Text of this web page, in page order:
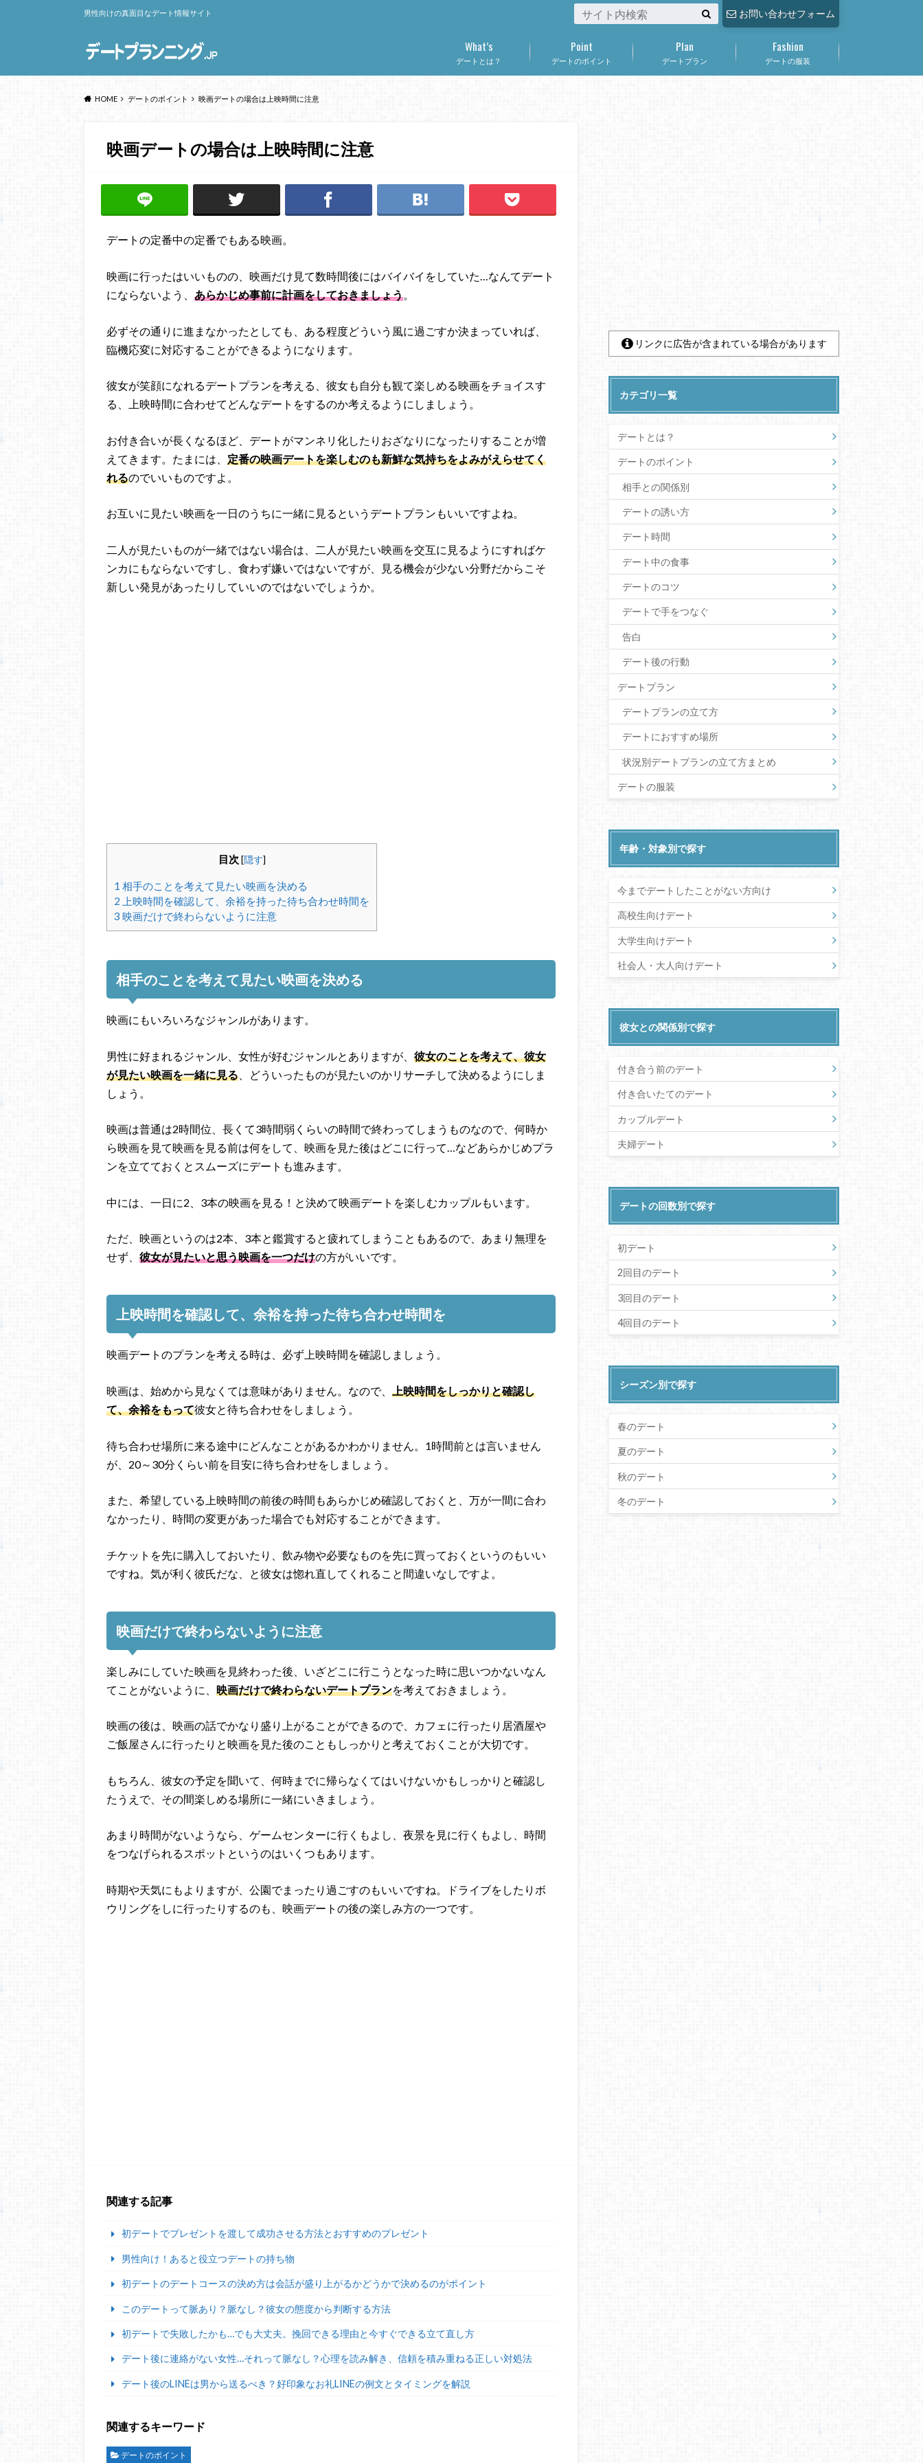
男性向けの真面目なデート情報サイト お問い合わせフォーム
デートとは？
What’s
デートのポイント
Point
デートプラン
Plan
デートの服装
Fashion
HOME デートのポイント 映画デートの場合は上映時間に注意
映画デートの場合は上映時間に注意
デートの定番中の定番でもある映画。
映画に行ったはいいものの、映画だけ見て数時間後にはバイバイをしていた…なんてデート
にならないよう、 あらかじめ事前に計画をしておきましょう。
必ずその通りに進まなかったとしても、ある程度どういう風に過ごすか決まっていれば、
臨機応変に対応することができるようになります。
彼女が笑顔になれるデートプランを考える、彼女も自分も観て楽しめる映画をチョイスす
る、上映時間に合わせてどんなデートをするのか考えるようにしましょう。
お付き合いが長くなるほど、デートがマンネリ化したりおざなりになったりすることが増
えてきます。たまには、 定番の映画デートを楽しむのも新鮮な気持ちをよみがえらせてく
れるのでいいものですよ。
お互いに見たい映画を一日のうちに一緒に見るというデートプランもいいですよね。
二人が見たいものが一緒ではない場合は、二人が見たい映画を交互に見るようにすればケ
ンカにもならないですし、食わず嫌いではないですが、見る機会が少ない分野だからこそ
新しい発見があったりしていいのではないでしょうか。
目次 [隠す]
1 相手のことを考えて見たい映画を決める
2 上映時間を確認して、余裕を持った待ち合わせ時間を
3 映画だけで終わらないように注意
相手のことを考えて見たい映画を決める
映画にもいろいろなジャンルがあります。
男性に好まれるジャンル、女性が好むジャンルとありますが、 彼女のことを考えて、彼女
が見たい映画を一緒に見る 、どういったものが見たいのかリサーチして決めるようにしま
しょう。
映画は普通は2時間位、長くて3時間弱くらいの時間で終わってしまうものなので、何時か
ら映画を見て映画を見る前は何をして、映画を見た後はどこに行って…などあらかじめプラ
ンを立てておくとスムーズにデートも進みます。
中には、一日に2、3本の映画を見る！と決めて映画デートを楽しむカップルもいます。
ただ、映画というのは2本、3本と鑑賞すると疲れてしまうこともあるので、あまり無理を
せず、 彼女が見たいと思う映画を一つだけの方がいいです。
上映時間を確認して、余裕を持った待ち合わせ時間を
映画デートのプランを考える時は、必ず上映時間を確認しましょう。
映画は、始めから見なくては意味がありません。なので、 上映時間をしっかりと確認し
て、余裕をもって彼女と待ち合わせをしましょう。
待ち合わせ場所に来る途中にどんなことがあるかわかりません。1時間前とは言いません
が、20～30分くらい前を目安に待ち合わせをしましょう。
また、希望している上映時間の前後の時間もあらかじめ確認しておくと、万が一間に合わ
なかったり、時間の変更があった場合でも対応することができます。
チケットを先に購入しておいたり、飲み物や必要なものを先に買っておくというのもいい
ですね。気が利く彼氏だな、と彼女は惚れ直してくれること間違いなしですよ。
映画だけで終わらないように注意
楽しみにしていた映画を見終わった後、いざどこに行こうとなった時に思いつかないなん
てことがないように、 映画だけで終わらないデートプランを考えておきましょう。
映画の後は、映画の話でかなり盛り上がることができるので、カフェに行ったり居酒屋や
ご飯屋さんに行ったりと映画を見た後のこともしっかりと考えておくことが大切です。
もちろん、彼女の予定を聞いて、何時までに帰らなくてはいけないかもしっかりと確認し
たうえで、その間楽しめる場所に一緒にいきましょう。
あまり時間がないようなら、ゲームセンターに行くもよし、夜景を見に行くもよし、時間
をつなげられるスポットというのはいくつもあります。
時期や天気にもよりますが、公園でまったり過ごすのもいいですね。ドライブをしたりボ
ウリングをしに行ったりするのも、映画デートの後の楽しみ方の一つです。
関連する記事
初デートでプレゼントを渡して成功させる方法とおすすめのプレゼント
男性向け！あると役立つデートの持ち物
初デートのデートコースの決め方は会話が盛り上がるかどうかで決めるのがポイント
このデートって脈あり？脈なし？彼女の態度から判断する方法
初デートで失敗したかも…でも大丈夫。挽回できる理由と今すぐできる立て直し方
デート後に連絡がない女性…それって脈なし？心理を読み解き、信頼を積み重ねる正しい対処法
デート後のLINEは男から送るべき？好印象なお礼LINEの例文とタイミングを解説
関連するキーワード
デートのポイント
リンクに広告が含まれている場合があります
カテゴリ一覧
デートとは？
デートのポイント
相手との関係別
デートの誘い方
デート時間
デート中の食事
デートのコツ
デートで手をつなぐ
告白
デート後の行動
デートプラン
デートプランの立て方
デートにおすすめ場所
状況別デートプランの立て方まとめ
デートの服装
年齢・対象別で探す
今までデートしたことがない方向け
高校生向けデート
大学生向けデート
社会人・大人向けデート
彼女との関係別で探す
付き合う前のデート
付き合いたてのデート
カップルデート
夫婦デート
デートの回数別で探す
初デート
2回目のデート
3回目のデート
4回目のデート
シーズン別で探す
春のデート
夏のデート
秋のデート
冬のデート